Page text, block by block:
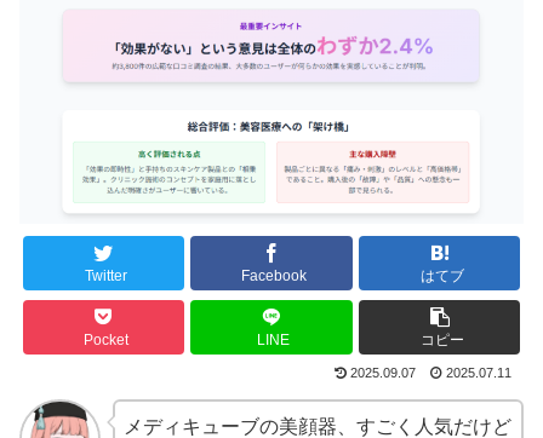
Twitter Facebook はてブ
Pocket LINE コピー
2025.09.07 2025.07.11
メディキューブの美顔器、すごく人気だけど